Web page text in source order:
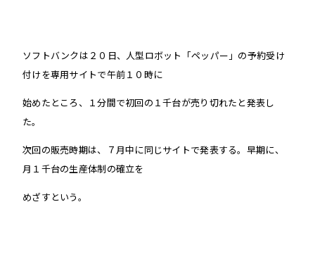
ソフトバンクは２０日、人型ロボット「ペッパー」の予約受け
付けを専用サイトで午前１０時に
始めたところ、１分間で初回の１千台が売り切れたと発表し
た。
次回の販売時期は、７月中に同じサイトで発表する。早期に、
月１千台の生産体制の確立を
めざすという。